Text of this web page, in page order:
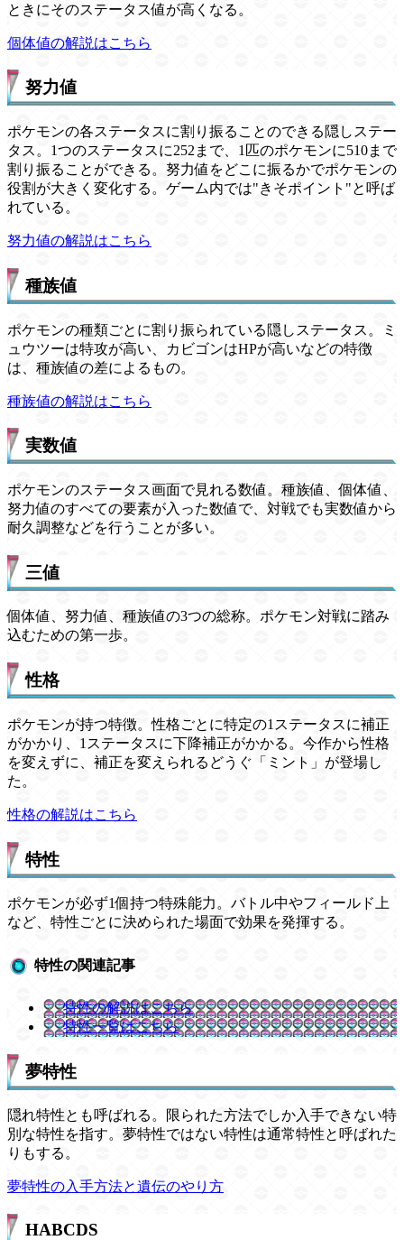
ときにそのステータス値が高くなる。
個体値の解説はこちら
努力値
ポケモンの各ステータスに割り振ることのできる隠しステー
タス。1つのステータスに252まで、1匹のポケモンに510まで
割り振ることができる。努力値をどこに振るかでポケモンの
役割が大きく変化する。ゲーム内では"きそポイント"と呼ば
れている。
努力値の解説はこちら
種族値
ポケモンの種類ごとに割り振られている隠しステータス。ミ
ュウツーは特攻が高い、カビゴンはHPが高いなどの特徴
は、種族値の差によるもの。
種族値の解説はこちら
実数値
ポケモンのステータス画面で見れる数値。種族値、個体値、
努力値のすべての要素が入った数値で、対戦でも実数値から
耐久調整などを行うことが多い。
三値
個体値、努力値、種族値の3つの総称。ポケモン対戦に踏み
込むための第一歩。
性格
ポケモンが持つ特徴。性格ごとに特定の1ステータスに補正
がかかり、1ステータスに下降補正がかかる。今作から性格
を変えずに、補正を変えられるどうぐ「ミント」が登場し
た。
性格の解説はこちら
特性
ポケモンが必ず1個持つ特殊能力。バトル中やフィールド上
など、特性ごとに決められた場面で効果を発揮する。
特性の関連記事
特性の解説はこちら
特性一覧はこちら
夢特性
隠れ特性とも呼ばれる。限られた方法でしか入手できない特
別な特性を指す。夢特性ではない特性は通常特性と呼ばれた
りもする。
夢特性の入手方法と遺伝のやり方
HABCDS